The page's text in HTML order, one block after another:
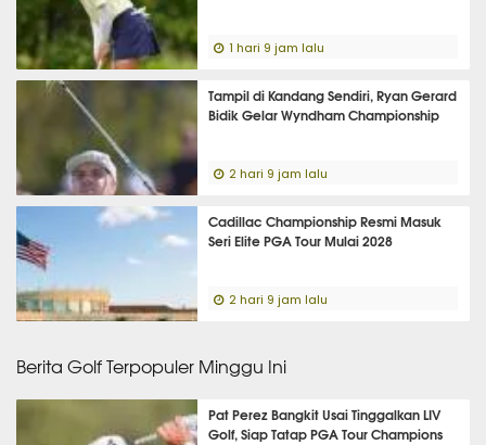
1 hari 9 jam lalu
Tampil di Kandang Sendiri, Ryan Gerard
Bidik Gelar Wyndham Championship
2 hari 9 jam lalu
Cadillac Championship Resmi Masuk
Seri Elite PGA Tour Mulai 2028
2 hari 9 jam lalu
Berita Golf Terpopuler Minggu Ini
Pat Perez Bangkit Usai Tinggalkan LIV
Golf, Siap Tatap PGA Tour Champions